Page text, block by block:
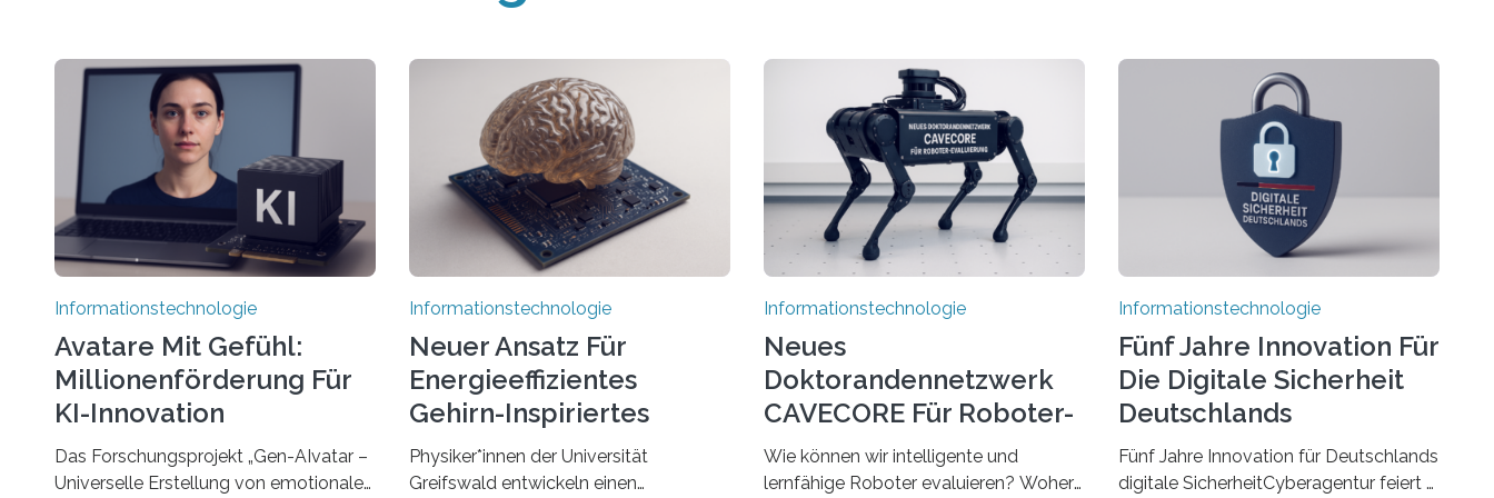
Informationstechnologie
Avatare Mit Gefühl:
Millionenförderung Für
KI-Innovation
Das Forschungsprojekt „Gen-AIvatar –
Universelle Erstellung von emotionalen
Informationstechnologie
Neuer Ansatz Für
Energieeffizientes
Gehirn-Inspiriertes
Rechnen
Physiker*innen der Universität
Greifswald entwickeln einen
Informationstechnologie
Neues
Doktorandennetzwerk
CAVECORE Für Roboter-
Evaluierung
Wie können wir intelligente und
lernfähige Roboter evaluieren? Woher
Informationstechnologie
Fünf Jahre Innovation Für
Die Digitale Sicherheit
Deutschlands
Fünf Jahre Innovation für Deutschlands
digitale SicherheitCyberagentur feiert 5.